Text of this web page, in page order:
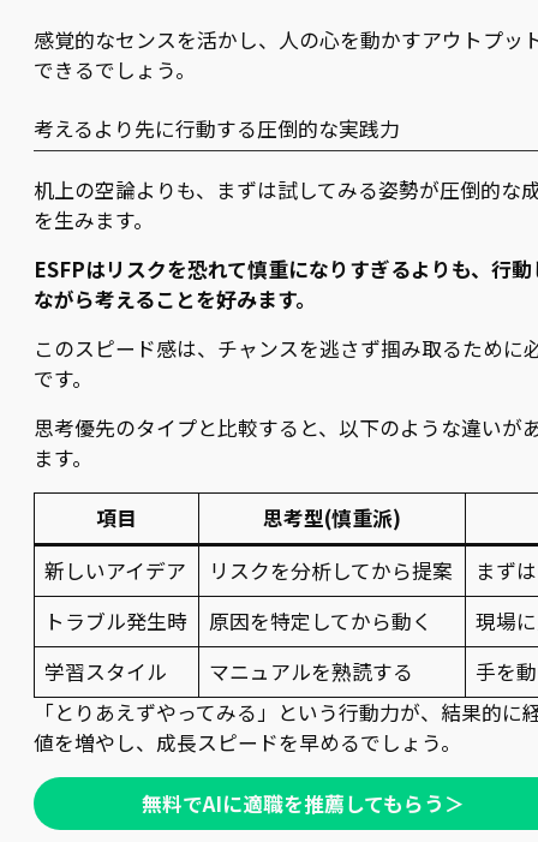
感覚的なセンスを活かし、人の心を動かすアウトプッ
できるでしょう。
考えるより先に行動する圧倒的な実践力
机上の空論よりも、まずは試してみる姿勢が圧倒的な
を生みます。
ESFPはリスクを恐れて慎重になりすぎるよりも、行動
ながら考えることを好みます。
このスピード感は、チャンスを逃さず掴み取るために
です。
思考優先のタイプと比較すると、以下のような違いが
ます。
項目
思考型(慎重派)
新しいアイデア
リスクを分析してから提案
まず
トラブル発生時
原因を特定してから動く
現場
学習スタイル
マニュアルを熟読する
手を
「とりあえずやってみる」という行動力が、結果的に
値を増やし、成長スピードを早めるでしょう。
無料でAIに適職を推薦してもらう＞